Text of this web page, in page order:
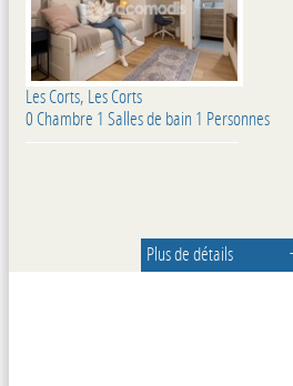
Les Corts, Les Corts
0 Chambre 1 Salles de bain 1 Personnes
Plus de détails